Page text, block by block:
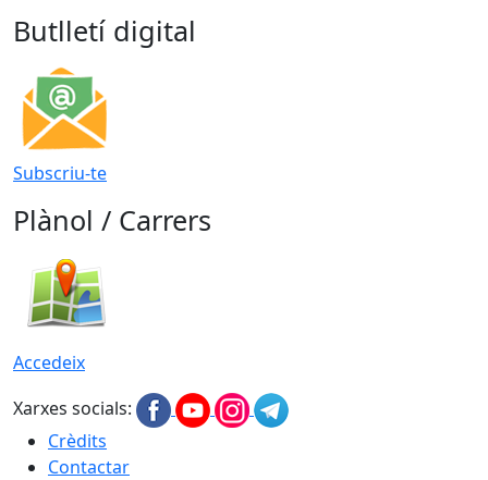
Butlletí digital
Subscriu-te
Plànol / Carrers
Accedeix
Xarxes socials:
Crèdits
Contactar